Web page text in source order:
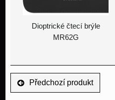
Dioptrické čtecí brýle
MR62G
Předchozí produkt